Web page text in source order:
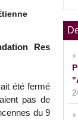
Res
été fermé
pas de
du 9